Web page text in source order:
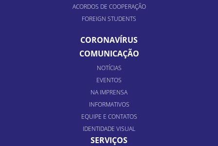
ACORDOS DE COOPERAÇÃO
FOREIGN STUDENTS
CORONAVÍRUS
COMUNICAÇÃO
NOTÍCIAS
EVENTOS
NA IMPRENSA
INFORMATIVOS
EQUIPE E CONTATOS
IDENTIDADE VISUAL
SERVIÇOS